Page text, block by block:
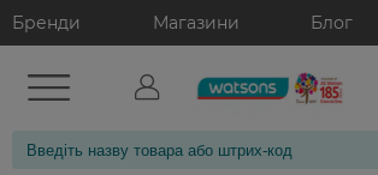
Бренди Магазини Блог